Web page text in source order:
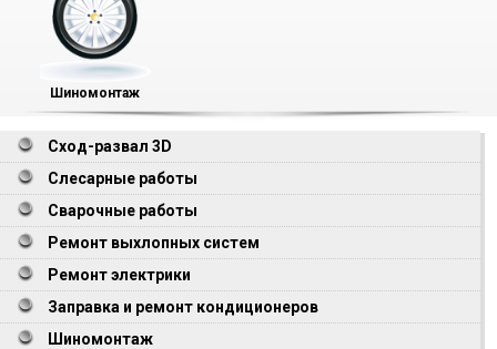
Шиномонтаж
Сход-развал 3D
Слесарные работы
Сварочные работы
Ремонт выхлопных систем
Ремонт электрики
Заправка и ремонт кондиционеров
Шиномонтаж